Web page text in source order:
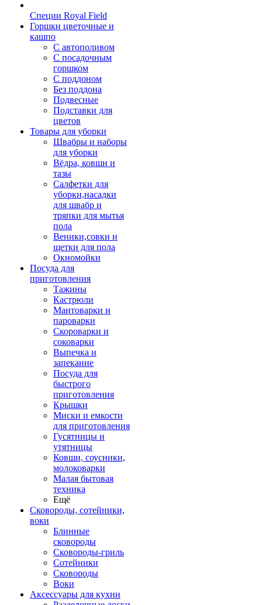
Специи Royal Field
Горшки цветочные и
кашпо
С автополивом
С посадочным
горшком
С поддоном
Без поддона
Подвесные
Подставки для
цветов
Товары для уборки
Швабры и наборы
для уборки
Вёдра, ковши и
тазы
Салфетки для
уборки,насадки
для швабр и
тряпки для мытья
пола
Веники,совки и
щетки для пола
Окномойки
Посуда для
приготовления
Тажины
Кастрюли
Мантоварки и
пароварки
Скороварки и
соковарки
Выпечка и
запекание
Посуда для
быстрого
приготовления
Крышки
Миски и емкости
для приготовления
Гусятницы и
утятницы
Ковши, соусники,
молоковарки
Малая бытовая
техника
Ещё
Сковороды, сотейники,
воки
Блинные
сковороды
Сковороды-гриль
Сотейники
Сковороды
Воки
Аксессуары для кухни